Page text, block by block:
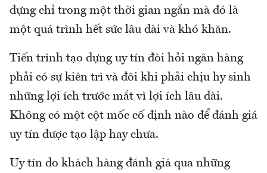
dựng chỉ trong một thời gian ngắn mà đó là
một quá trình hết sức lâu dài và khó khăn.
Tiến trình tạo dựng uy tín đòi hỏi ngân hàng
phải có sự kiên trì và đôi khi phải chịu hy sinh
những lợi ích trước mắt vì lợi ích lâu dài.
Không có một cột mốc cố định nào để đánh giá
uy tín được tạo lập hay chưa.
Uy tín do khách hàng đánh giá qua những